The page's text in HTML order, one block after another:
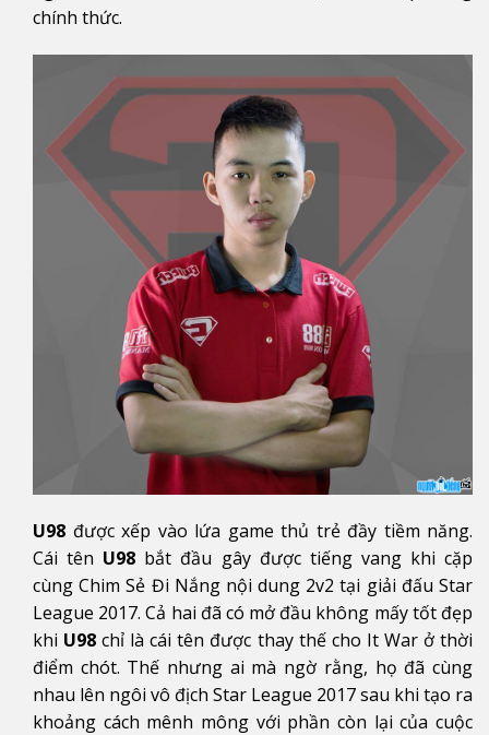
chính thức.
U98 được xếp vào lứa game thủ trẻ đầy tiềm năng.
Cái tên U98 bắt đầu gây được tiếng vang khi cặp
cùng Chim Sẻ Đi Nắng nội dung 2v2 tại giải đấu Star
League 2017. Cả hai đã có mở đầu không mấy tốt đẹp
khi U98 chỉ là cái tên được thay thế cho It War ở thời
điểm chót. Thế nhưng ai mà ngờ rằng, họ đã cùng
nhau lên ngôi vô địch Star League 2017 sau khi tạo ra
khoảng cách mênh mông với phần còn lại của cuộc